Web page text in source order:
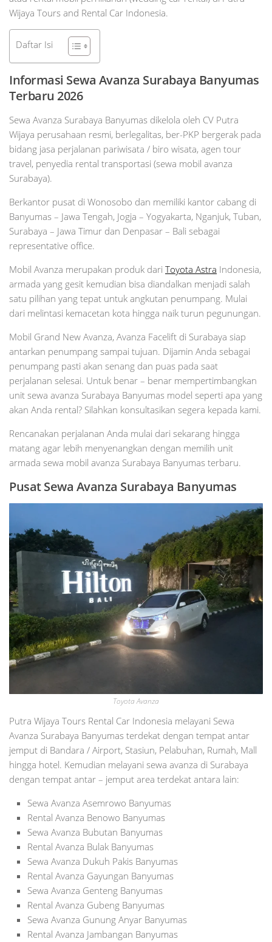
Wijaya Tours and Rental Car Indonesia.
Daftar Isi
Informasi Sewa Avanza Surabaya Banyumas
Terbaru 2026
Sewa Avanza Surabaya Banyumas dikelola oleh CV Putra
Wijaya perusahaan resmi, berlegalitas, ber-PKP bergerak pada
bidang jasa perjalanan pariwisata / biro wisata, agen tour
travel, penyedia rental transportasi (sewa mobil avanza
Surabaya).
Berkantor pusat di Wonosobo dan memiliki kantor cabang di
Banyumas – Jawa Tengah, Jogja – Yogyakarta, Nganjuk, Tuban,
Surabaya – Jawa Timur dan Denpasar – Bali sebagai
representative office.
Mobil Avanza merupakan produk dari Toyota Astra Indonesia,
armada yang gesit kemudian bisa diandalkan menjadi salah
satu pilihan yang tepat untuk angkutan penumpang. Mulai
dari melintasi kemacetan kota hingga naik turun pegunungan.
Mobil Grand New Avanza, Avanza Facelift di Surabaya siap
antarkan penumpang sampai tujuan. Dijamin Anda sebagai
penumpang pasti akan senang dan puas pada saat
perjalanan selesai. Untuk benar – benar mempertimbangkan
unit sewa avanza Surabaya Banyumas model seperti apa yang
akan Anda rental? Silahkan konsultasikan segera kepada kami.
Rencanakan perjalanan Anda mulai dari sekarang hingga
matang agar lebih menyenangkan dengan memilih unit
armada sewa mobil avanza Surabaya Banyumas terbaru.
Pusat Sewa Avanza Surabaya Banyumas
Toyota Avanza
Putra Wijaya Tours Rental Car Indonesia melayani Sewa
Avanza Surabaya Banyumas terdekat dengan tempat antar
jemput di Bandara / Airport, Stasiun, Pelabuhan, Rumah, Mall
hingga hotel. Kemudian melayani sewa avanza di Surabaya
dengan tempat antar – jemput area terdekat antara lain:
Sewa Avanza Asemrowo Banyumas
Rental Avanza Benowo Banyumas
Sewa Avanza Bubutan Banyumas
Rental Avanza Bulak Banyumas
Sewa Avanza Dukuh Pakis Banyumas
Rental Avanza Gayungan Banyumas
Sewa Avanza Genteng Banyumas
Rental Avanza Gubeng Banyumas
Sewa Avanza Gunung Anyar Banyumas
Rental Avanza Jambangan Banyumas